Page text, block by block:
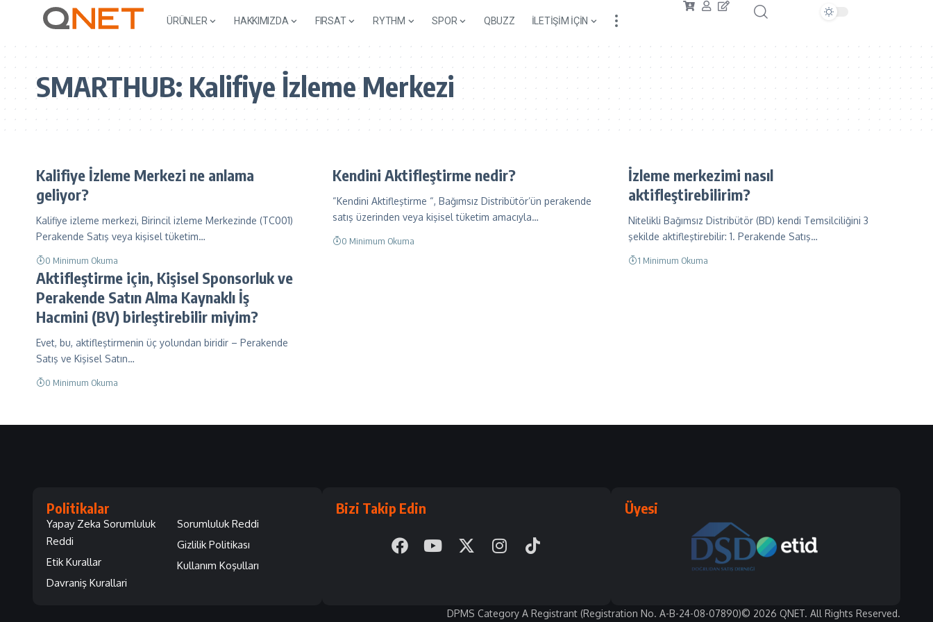
ÜRÜNLER HAKKIMIZDA FIRSAT RYTHM SPOR QBUZZ İLETİŞİM İÇİN
SMARTHUB: Kalifiye İzleme Merkezi
Kalifiye İzleme Merkezi ne anlama
geliyor?
Kalifiye izleme merkezi, Birincil izleme Merkezinde (TC001)
Perakende Satış veya kişisel tüketim…
0 Minimum Okuma
Kendini Aktifleştirme nedir?
“Kendini Aktifleştirme “, Bağımsız Distribütör’ün perakende
satış üzerinden veya kişisel tüketim amacıyla…
0 Minimum Okuma
İzleme merkezimi nasıl
aktifleştirebilirim?
Nitelikli Bağımsız Distribütör (BD) kendi Temsilciliğini 3
şekilde aktifleştirebilir: 1. Perakende Satış…
1 Minimum Okuma
Aktifleştirme için, Kişisel Sponsorluk ve
Perakende Satın Alma Kaynaklı İş
Hacmini (BV) birleştirebilir miyim?
Evet, bu, aktifleştirmenin üç yolundan biridir – Perakende
Satış ve Kişisel Satın…
0 Minimum Okuma
Politikalar
Yapay Zeka Sorumluluk
Reddi
Etik Kurallar
Davraniş Kurallari
Sorumluluk Reddi
Gizlilik Politikası
Kullanım Koşulları
Bizi Takip Edin Üyesi
© 2026 QNET. All Rights Reserved.
DPMS Category A Registrant (Registration No. A-B-24-08-07890)